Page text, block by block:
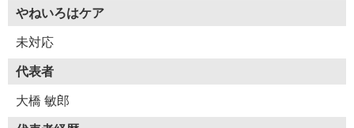
やねいろはケア
未対応
代表者
大橋 敏郎